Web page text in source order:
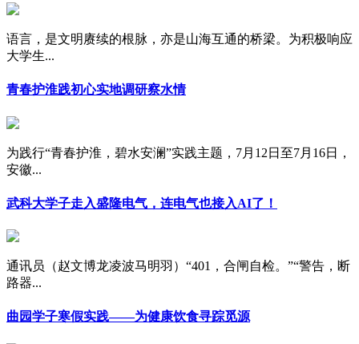
语言，是文明赓续的根脉，亦是山海互通的桥梁。为积极响应
大学生...
青春护淮践初心实地调研察水情
为践行“青春护淮，碧水安澜”实践主题，7月12日至7月16日，
安徽...
武科大学子走入盛隆电气，连电气也接入AI了！
通讯员（赵文博龙凌波马明羽）“401，合闸自检。”“警告，断
路器...
曲园学子寒假实践——为健康饮食寻踪觅源